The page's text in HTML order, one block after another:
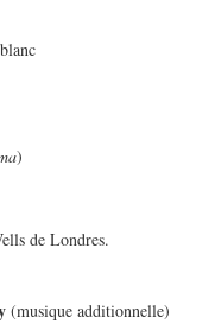
)
de Londres.
(musique additionnelle)